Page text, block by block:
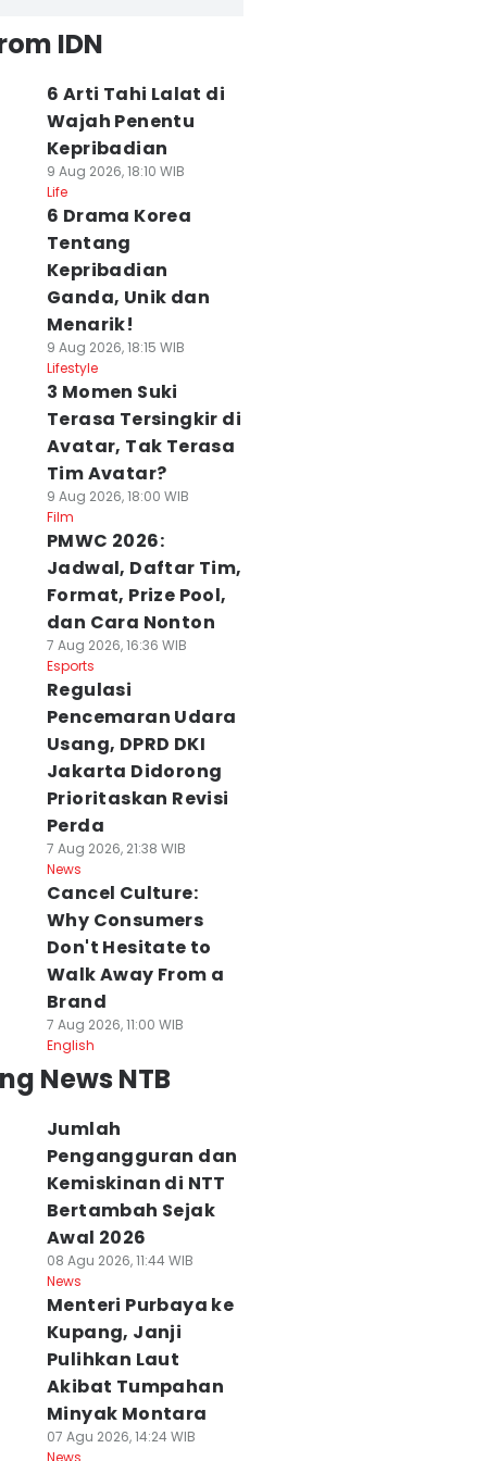
IDN
6 Arti Tahi Lalat di
Wajah Penentu
Kepribadian
9 Aug 2026, 18:10 WIB
Life
6 Drama Korea
Tentang
Kepribadian
Ganda, Unik dan
Menarik!
9 Aug 2026, 18:15 WIB
Lifestyle
3 Momen Suki
Terasa Tersingkir di
Avatar, Tak Terasa
Tim Avatar?
9 Aug 2026, 18:00 WIB
Film
PMWC 2026:
Jadwal, Daftar Tim,
Format, Prize Pool,
dan Cara Nonton
7 Aug 2026, 16:36 WIB
Esports
Regulasi
Pencemaran Udara
Usang, DPRD DKI
Jakarta Didorong
Prioritaskan Revisi
Perda
7 Aug 2026, 21:38 WIB
News
Cancel Culture:
Why Consumers
Don't Hesitate to
Walk Away From a
Brand
7 Aug 2026, 11:00 WIB
English
News NTB
Jumlah
Pengangguran dan
Kemiskinan di NTT
Bertambah Sejak
Awal 2026
08 Agu 2026, 11:44 WIB
News
Menteri Purbaya ke
Kupang, Janji
Pulihkan Laut
Akibat Tumpahan
Minyak Montara
07 Agu 2026, 14:24 WIB
News